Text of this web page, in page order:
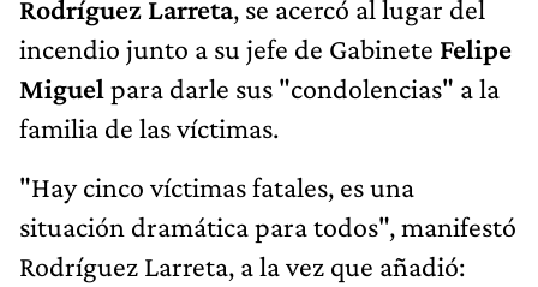
Rodríguez Larreta, se acercó al lugar del
incendio junto a su jefe de Gabinete Felipe
Miguel para darle sus "condolencias" a la
familia de las víctimas.
"Hay cinco víctimas fatales, es una
situación dramática para todos", manifestó
Rodríguez Larreta, a la vez que añadió: